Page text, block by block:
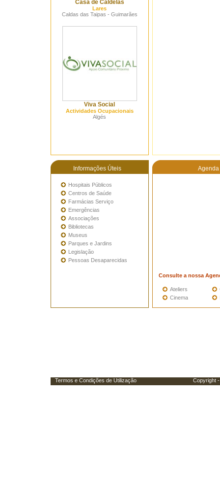
Casa de Caldelas
Lares
Caldas das Taipas - Guimarães
Viva Social
Actividades Ocupacionais
Algés
Informações Úteis Agenda
Hospitais Públicos
Centros de Saúde
Farmácias Serviço
Emergências
Associações
Bibliotecas
Museus
Parques e Jardins
Legislação
Pessoas Desaparecidas
Consulte a nossa
Ateliers
Cinema
Termos e Condições de Utilização Copyright -